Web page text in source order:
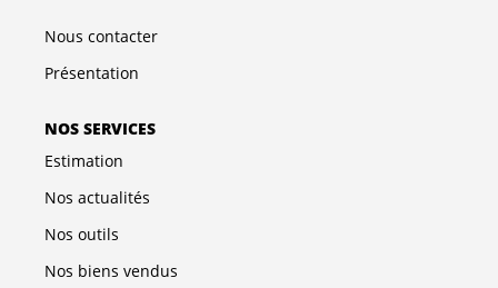
Nous contacter
Présentation
NOS SERVICES
Estimation
Nos actualités
Nos outils
Nos biens vendus